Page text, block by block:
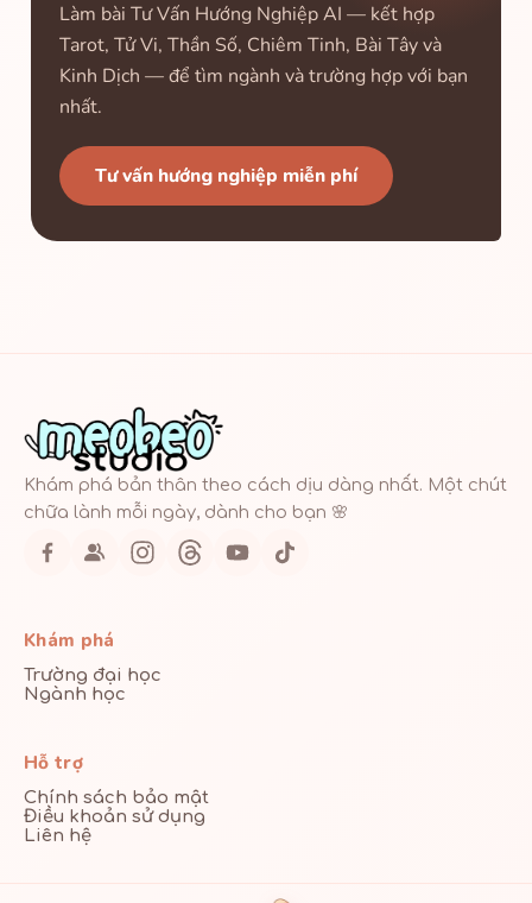
Làm bài Tư Vấn Hướng Nghiệp AI — kết hợp
Tarot, Tử Vi, Thần Số, Chiêm Tinh, Bài Tây và
Kinh Dịch — để tìm ngành và trường hợp với bạn
nhất.
Tư vấn hướng nghiệp miễn phí
Khám phá bản thân theo cách dịu dàng nhất. Một chút
chữa lành mỗi ngày, dành cho bạn 🌸
Khám phá
Trường đại học
Ngành học
Hỗ trợ
Chính sách bảo mật
Điều khoản sử dụng
Liên hệ